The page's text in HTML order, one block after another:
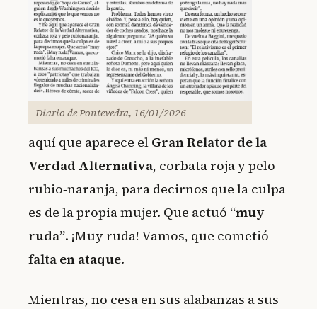
Diario de Pontevedra, 16/01/2026
aquí que aparece el Gran Relator de la
Verdad Alternativa, corbata roja y pelo
rubio‑naranja, para decirnos que la culpa
es de la propia mujer. Que actuó “muy
ruda”. ¡Muy ruda! Vamos, que cometió
falta en ataque.
Mientras, no cesa en sus alabanzas a sus